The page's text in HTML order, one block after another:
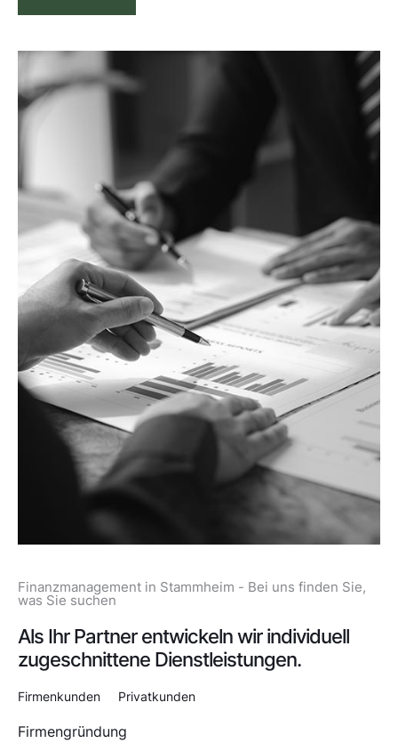
Finanzmanagement in Stammheim - Bei uns finden Sie,
was Sie suchen
Als Ihr Partner entwickeln wir individuell
zugeschnittene Dienstleistungen.
Firmenkunden Privatkunden
Firmengründung